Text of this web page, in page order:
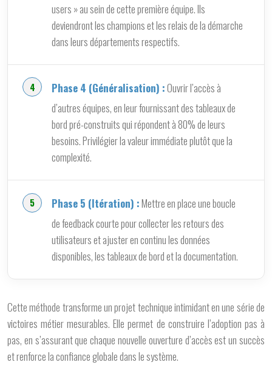
users » au sein de cette première équipe. Ils
deviendront les champions et les relais de la démarche
dans leurs départements respectifs.
Phase 4 (Généralisation) :Ouvrir l’accès à
d’autres équipes, en leur fournissant des tableaux de
bord pré-construits qui répondent à 80% de leurs
besoins. Privilégier la valeur immédiate plutôt que la
complexité.
Phase 5 (Itération) :Mettre en place une boucle
de feedback courte pour collecter les retours des
utilisateurs et ajuster en continu les données
disponibles, les tableaux de bord et la documentation.
Cette méthode transforme un projet technique intimidant en une série de
victoires métier mesurables. Elle permet de construire l’adoption pas à
pas, en s’assurant que chaque nouvelle ouverture d’accès est un succès
et renforce la confiance globale dans le système.